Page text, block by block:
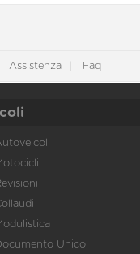
Assistenza Faq
Unico